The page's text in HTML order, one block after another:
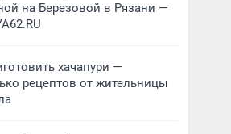
на Березовой в Рязани —
хачапури —
рецептов от жительницы